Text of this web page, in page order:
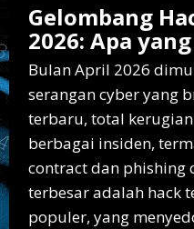
Gelombang
2026: Apa
Bulan April 2026
serangan cyber yang
terbaru, total
berbagai insiden,
contract dan phishing
terbesar adalah hack
populer, yang